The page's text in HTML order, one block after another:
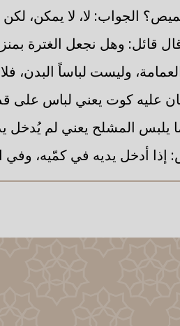
الجواب: لا، لا يمكن، لكن
قائل: وهل نجعل الغترة
وليست لباساً البدن،
عليه كوت يعني لباس على
يلبس المشلح يعني لم يُدخل
إذا أدخل يديه في كمّيه، وفي